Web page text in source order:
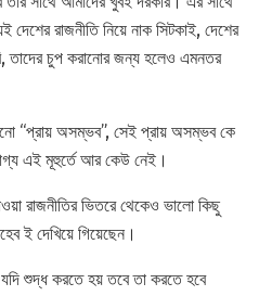
রাজনীতি নিয়ে নাক সিটকাই, দেশের
তাদের চুপ করানোর জন্য হলেও এমনতর
“প্রায় অসম্ভব”, সেই প্রায় অসম্ভব কে
এই মূহুর্তে আর কেউ নেই।
রাজনীতির ভিতরে থেকেও ভালো কিছু
ই দেখিয়ে গিয়েছেন।
শুদ্ধ করতে হয় তবে তা করতে হবে